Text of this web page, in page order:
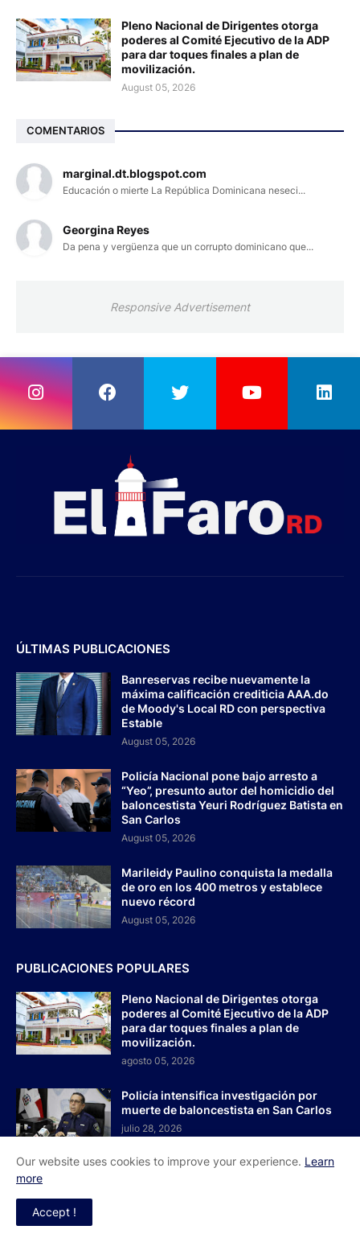
Pleno Nacional de Dirigentes otorga
poderes al Comité Ejecutivo de la ADP
para dar toques finales a plan de
movilización.
August 05, 2026
COMENTARIOS
marginal.dt.blogspot.com
Educación o mierte La República Dominicana neseci...
Georgina Reyes
Da pena y vergüenza que un corrupto dominicano que...
Responsive Advertisement
ÚLTIMAS PUBLICACIONES
Banreservas recibe nuevamente la
máxima calificación crediticia AAA.do
de Moody's Local RD con perspectiva
Estable
August 05, 2026
Policía Nacional pone bajo arresto a
“Yeo”, presunto autor del homicidio del
baloncestista Yeuri Rodríguez Batista en
San Carlos
August 05, 2026
Marileidy Paulino conquista la medalla
de oro en los 400 metros y establece
nuevo récord
August 05, 2026
PUBLICACIONES POPULARES
Pleno Nacional de Dirigentes otorga
poderes al Comité Ejecutivo de la ADP
para dar toques finales a plan de
movilización.
agosto 05, 2026
Policía intensifica investigación por
muerte de baloncestista en San Carlos
julio 28, 2026
Our website uses cookies to improve your experience. Learn
more
Accept !